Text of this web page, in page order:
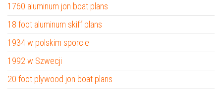
1760 aluminum jon boat plans
18 foot aluminum skiff plans
1934 w polskim sporcie
1992 w Szwecji
20 foot plywood jon boat plans